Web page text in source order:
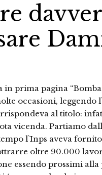
prima pagina
occasioni, leggendo
al titolo:
vicenda. Partiamo
l`Inps aveva
oltre 90.000
essendo prossimi alla